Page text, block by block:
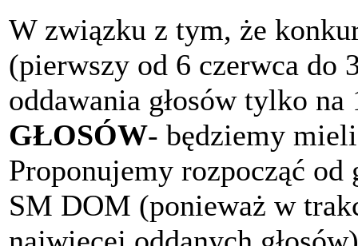
W związku z tym, że
(pierwszy od 6 czerwca do
oddawania głosów tylko
GŁOSÓW- będziemy
Proponujemy rozpocząć od
SM DOM (ponieważ w